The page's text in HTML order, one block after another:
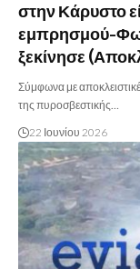
στην Κάρυστο
εμπρησμού-
ξεκίνησε
Σύμφωνα με
της πυροσβεστικής…
22 Ιουνίου 2026